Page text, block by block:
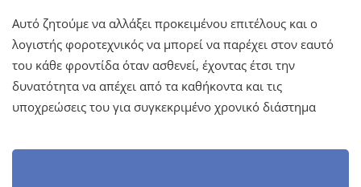
Αυτό ζητούμε να αλλάξει προκειμένου επιτέλους και ο
λογιστής φοροτεχνικός να μπορεί να παρέχει στον εαυτό
του κάθε φροντίδα όταν ασθενεί, έχοντας έτσι την
δυνατότητα να απέχει από τα καθήκοντα και τις
υποχρεώσεις του για συγκεκριμένο χρονικό διάστημα